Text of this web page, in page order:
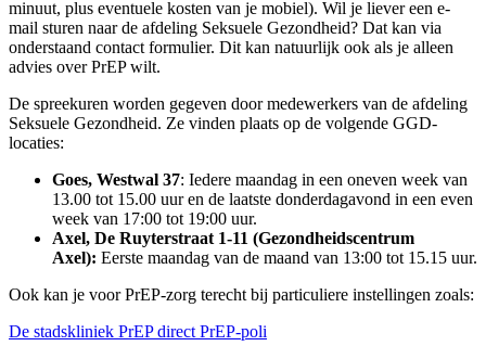
minuut, plus eventuele kosten van je mobiel). Wil je liever een e-
mail sturen naar de afdeling Seksuele Gezondheid? Dat kan via
onderstaand contact formulier. Dit kan natuurlijk ook als je alleen
advies over PrEP wilt.
De spreekuren worden gegeven door medewerkers van de afdeling
Seksuele Gezondheid. Ze vinden plaats op de volgende GGD-
locaties:
Goes, Westwal 37: Iedere maandag in een oneven week van
13.00 tot 15.00 uur en de laatste donderdagavond in een even
week van 17:00 tot 19:00 uur.
Axel, De Ruyterstraat 1-11 (Gezondheidscentrum
Axel): Eerste maandag van de maand van 13:00 tot 15.15 uur.
Ook kan je voor PrEP-zorg terecht bij particuliere instellingen zoals:
De stadskliniek PrEP direct PrEP-poli